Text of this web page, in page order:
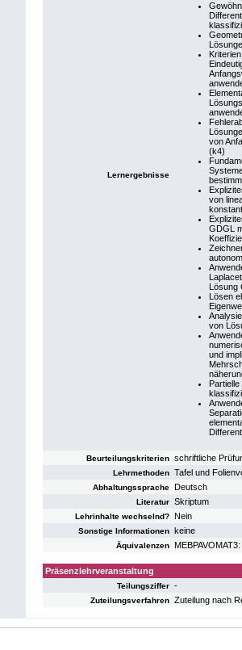
Lernergebnisse
von
(k4)
von
GDGL
Lösung
Lösen
von
und
Beurteilungskriterien schriftliche
Lehrmethoden Tafel und
Abhaltungssprache Deutsch
Literatur Skriptum
Lehrinhalte wechselnd? Nein
Sonstige Informationen keine
Äquivalenzen
Präsenzlehrveranstaltung
Teilungsziffer -
Zuteilungsverfahren Zuteilung nach